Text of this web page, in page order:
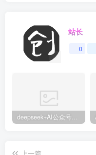
站长
0
deepseek+AI公众号自动挣钱，轻松月入过W，手机电脑都可做
上一篇